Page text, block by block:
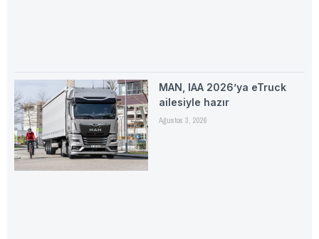
MAN, IAA 2026’ya eTruck
ailesiyle hazır
Ağustos 3, 2026